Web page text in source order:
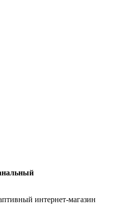
интернет-магазин